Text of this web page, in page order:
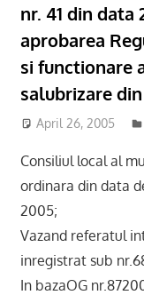
nr. 41 din data
aprobarea
si functionare
salubrizare
April 26, 2005
Consiliul local al
ordinara din data
2005;
Vazand referatul
inregistrat sub
In bazaOG